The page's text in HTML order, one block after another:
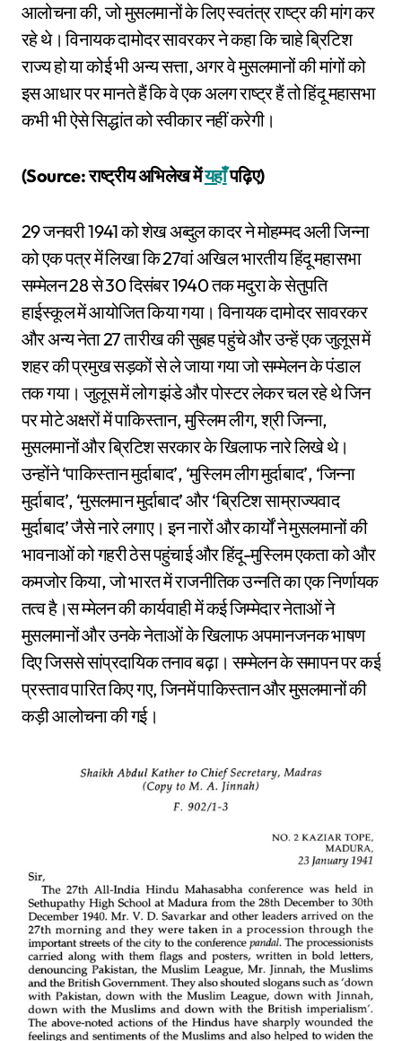
आलोचना की, जो मुसलमानों के लिए स्वतंत्र राष्ट्र की मांग कर
रहे थे। विनायक दामोदर सावरकर ने कहा कि चाहे ब्रिटिश
राज्य हो या कोई भी अन्य सत्ता, अगर वे मुसलमानों की मांगों को
इस आधार पर मानते हैं कि वे एक अलग राष्ट्र हैं तो हिंदू महासभा
कभी भी ऐसे सिद्धांत को स्वीकार नहीं करेगी।
(Source: राष्ट्रीय अभिलेख मेंयहाँपढ़िए)
29 जनवरी 1941 को शेख अब्दुल कादर ने मोहम्मद अली जिन्ना
को एक पत्र में लिखा कि 27वां अखिल भारतीय हिंदू महासभा
सम्मेलन 28 से 30 दिसंबर 1940 तक मदुरा के सेतुपति
हाईस्कूल में आयोजित किया गया। विनायक दामोदर सावरकर
और अन्य नेता 27 तारीख की सुबह पहुंचे और उन्हें एक जुलूस में
शहर की प्रमुख सड़कों से ले जाया गया जो सम्मेलन के पंडाल
तक गया। जुलूस में लोग झंडे और पोस्टर लेकर चल रहे थे जिन
पर मोटे अक्षरों में पाकिस्तान, मुस्लिम लीग, श्री जिन्ना,
मुसलमानों और ब्रिटिश सरकार के खिलाफ नारे लिखे थे।
उन्होंने ‘पाकिस्तान मुर्दाबाद’, ‘मुस्लिम लीग मुर्दाबाद’, ‘जिन्ना
मुर्दाबाद’, ‘मुसलमान मुर्दाबाद’ और ‘ब्रिटिश साम्राज्यवाद
मुर्दाबाद’ जैसे नारे लगाए। इन नारों और कार्यों ने मुसलमानों की
भावनाओं को गहरी ठेस पहुंचाई और हिंदू-मुस्लिम एकता को और
कमजोर किया, जो भारत में राजनीतिक उन्नति का एक निर्णायक
तत्व है।स म्मेलन की कार्यवाही में कई जिम्मेदार नेताओं ने
मुसलमानों और उनके नेताओं के खिलाफ अपमानजनक भाषण
दिए जिससे सांप्रदायिक तनाव बढ़ा। सम्मेलन के समापन पर कई
प्रस्ताव पारित किए गए, जिनमें पाकिस्तान और मुसलमानों की
कड़ी आलोचना की गई।